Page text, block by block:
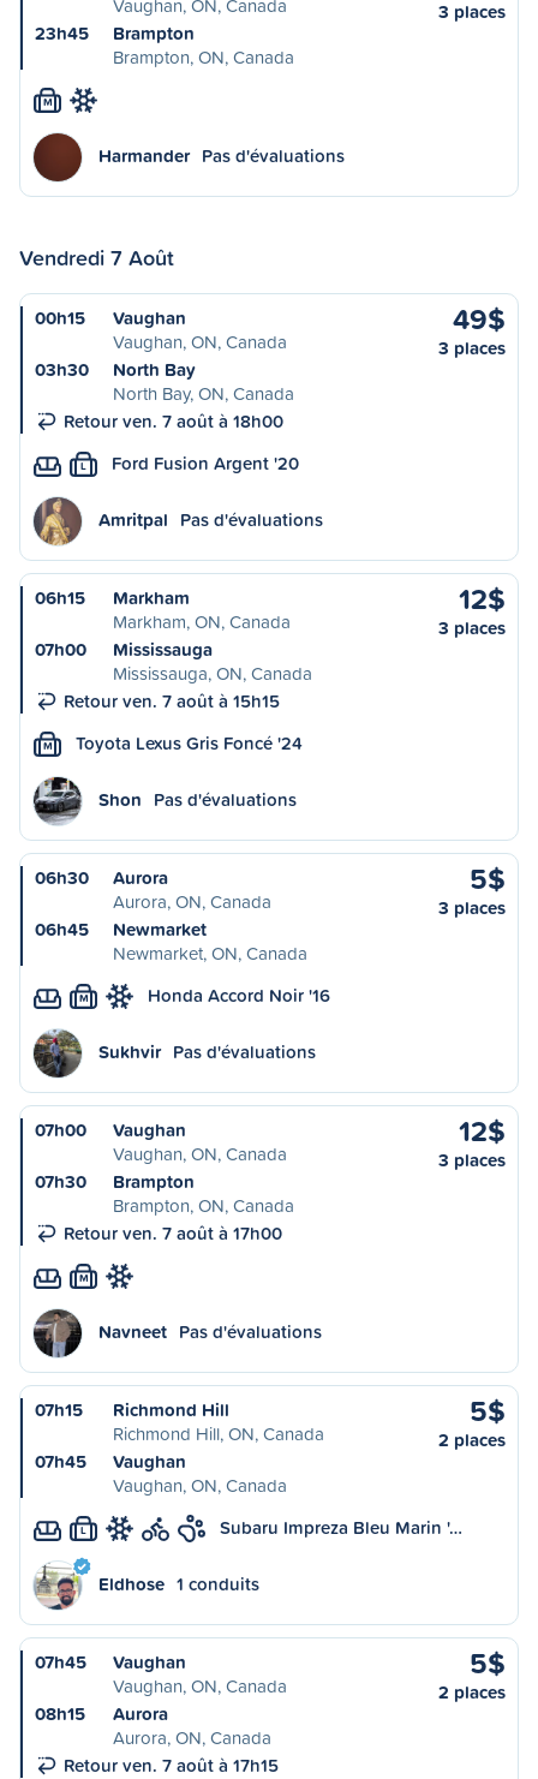
Vaughan, ON, Canada
23h45
Brampton
Brampton, ON, Canada
3 places
M
Harmander Pas d'évaluations
Vendredi 7 Août
00h15
Vaughan
Vaughan, ON, Canada
03h30
North Bay
North Bay, ON, Canada
Retour ven. 7 août à 18h00
49$
3 places
L Ford Fusion Argent '20
Amritpal Pas d'évaluations
06h15
Markham
Markham, ON, Canada
07h00
Mississauga
Mississauga, ON, Canada
Retour ven. 7 août à 15h15
12$
3 places
M Toyota Lexus Gris Foncé '24
Shon Pas d'évaluations
06h30
Aurora
Aurora, ON, Canada
06h45
Newmarket
Newmarket, ON, Canada
5$
3 places
M Honda Accord Noir '16
Sukhvir Pas d'évaluations
07h00
Vaughan
Vaughan, ON, Canada
07h30
Brampton
Brampton, ON, Canada
Retour ven. 7 août à 17h00
12$
3 places
M
Navneet Pas d'évaluations
07h15
Richmond Hill
Richmond Hill, ON, Canada
07h45
Vaughan
Vaughan, ON, Canada
5$
2 places
L Subaru Impreza Bleu Marin '…
Eldhose 1 conduits
07h45
Vaughan
Vaughan, ON, Canada
08h15
Aurora
Aurora, ON, Canada
Retour ven. 7 août à 17h15
5$
2 places